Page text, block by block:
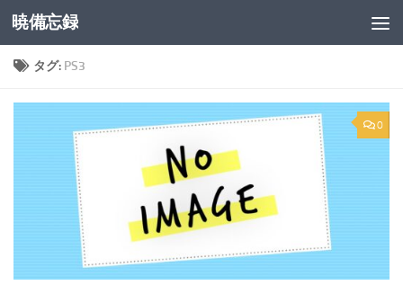
コンテンツへスキップ
暁備忘録
タグ: PS3
0